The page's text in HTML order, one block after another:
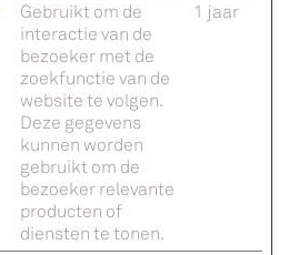
Gebruikt om de
interactie van de
bezoeker met de
zoekfunctie van de
website te volgen.
Deze gegevens
kunnen worden
gebruikt om de
bezoeker relevante
producten of
diensten te tonen.
1 jaar